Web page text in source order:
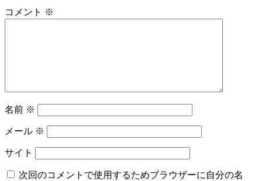
コメント ※
名前 ※
メール ※
サイト
次回のコメントで使用するためブラウザーに自分の名